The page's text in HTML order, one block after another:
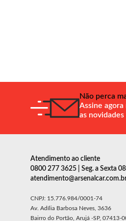
Não perca
Assine
as
Atendimento ao cliente
0800 277 3625 | Seg. a Sexta
CNPJ: 15.776.984/0001-74
Av. Adília Barbosa Neves, 3636
Bairro do Portão, Arujá -SP, 07413-